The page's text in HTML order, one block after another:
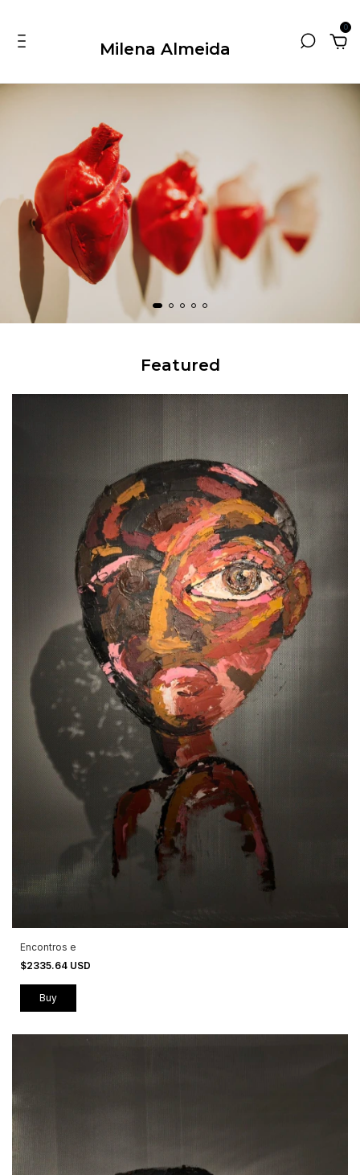
Milena Almeida
0
Featured
Encontros e
$2335.64 USD